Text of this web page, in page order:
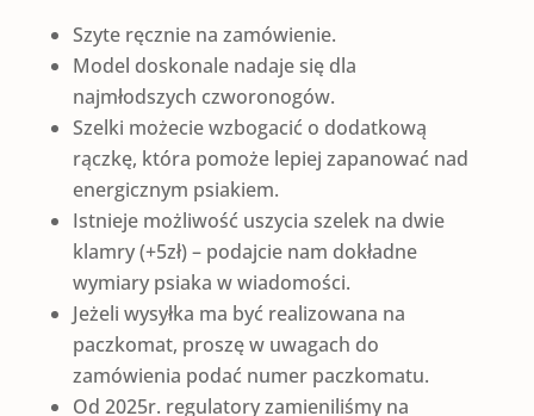
Szyte ręcznie na zamówienie.
Model doskonale nadaje się dla
najmłodszych czworonogów.
Szelki możecie wzbogacić o dodatkową
rączkę, która pomoże lepiej zapanować nad
energicznym psiakiem.
Istnieje możliwość uszycia szelek na dwie
klamry (+5zł) – podajcie nam dokładne
wymiary psiaka w wiadomości.
Jeżeli wysyłka ma być realizowana na
paczkomat, proszę w uwagach do
zamówienia podać numer paczkomatu.
Od 2025r. regulatory zamieniliśmy na